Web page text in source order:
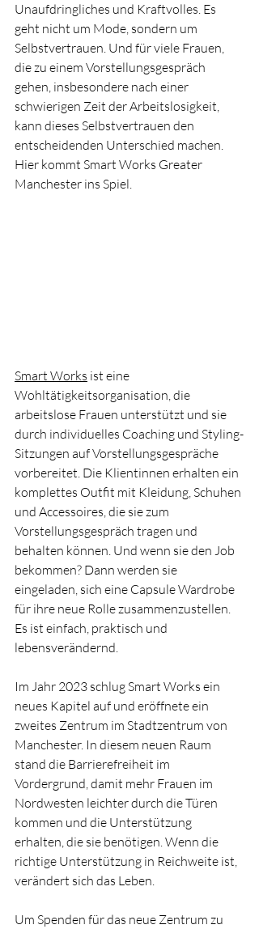
Unaufdringliches und Kraftvolles. Es
geht nicht um Mode, sondern um
Selbstvertrauen. Und für viele Frauen,
die zu einem Vorstellungsgespräch
gehen, insbesondere nach einer
schwierigen Zeit der Arbeitslosigkeit,
kann dieses Selbstvertrauen den
entscheidenden Unterschied machen.
Hier kommt Smart Works Greater
Manchester ins Spiel.
Smart Works ist eine
Wohltätigkeitsorganisation, die
arbeitslose Frauen unterstützt und sie
durch individuelles Coaching und Styling-
Sitzungen auf Vorstellungsgespräche
vorbereitet. Die Klientinnen erhalten ein
komplettes Outfit mit Kleidung, Schuhen
und Accessoires, die sie zum
Vorstellungsgespräch tragen und
behalten können. Und wenn sie den Job
bekommen? Dann werden sie
eingeladen, sich eine Capsule Wardrobe
für ihre neue Rolle zusammenzustellen.
Es ist einfach, praktisch und
lebensverändernd.
Im Jahr 2023 schlug Smart Works ein
neues Kapitel auf und eröffnete ein
zweites Zentrum im Stadtzentrum von
Manchester. In diesem neuen Raum
stand die Barrierefreiheit im
Vordergrund, damit mehr Frauen im
Nordwesten leichter durch die Türen
kommen und die Unterstützung
erhalten, die sie benötigen. Wenn die
richtige Unterstützung in Reichweite ist,
verändert sich das Leben.
Um Spenden für das neue Zentrum zu